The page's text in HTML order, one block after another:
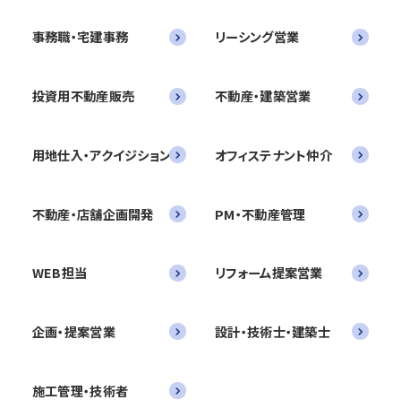
事務職・宅建事務 リーシング営業
投資用不動産販売 不動産・建築営業
用地仕入・アクイジション オフィステナント仲介
不動産・店舗企画開発 PM・不動産管理
WEB担当 リフォーム提案営業
企画・提案営業 設計・技術士・建築士
施工管理・技術者